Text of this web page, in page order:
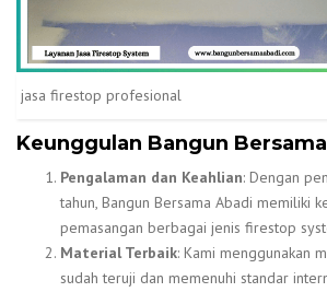
jasa firestop profesional
Keunggulan Bangun
Pengalaman dan Keahlian: Dengan
tahun, Bangun Bersama Abadi memiliki
pemasangan berbagai jenis firestop
Material Terbaik: Kami menggunakan
sudah teruji dan memenuhi standar